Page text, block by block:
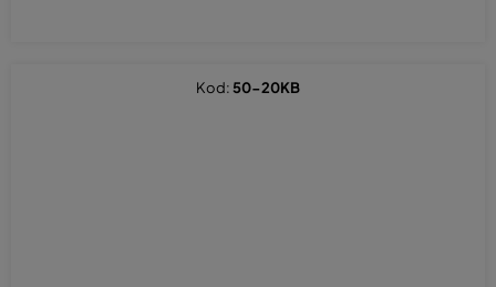
Kod: 50-20KB